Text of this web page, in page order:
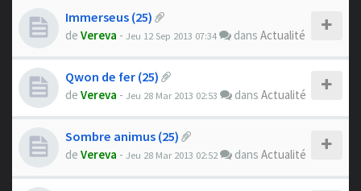
Immerseus (25)
de Vereva - Jeu 12 Sep 2013 07:34 dans Actualité
Qwon de fer (25)
de Vereva - Jeu 28 Mar 2013 02:53 dans Actualité
Sombre animus (25)
de Vereva - Jeu 28 Mar 2013 02:52 dans Actualité